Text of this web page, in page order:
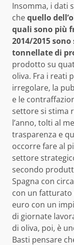
Insomma, i dati
chequello
quali sono più
2014/2015
tonnellate di
prodotto su
oliva. Fra i reati
irregolare, la
e le
settore si stima
l’anno, tolti al
trasparenza e
occorre fare al
settore
secondo
Spagna con
con un
euro con un
di giornate
di oliva, poi, è
Basti pensare